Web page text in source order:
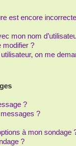
est encore
mon nom
modifier ?
on me
?
?
à mon sondage
?